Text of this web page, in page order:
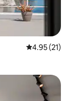
평점 4.95점
4.95 (21)